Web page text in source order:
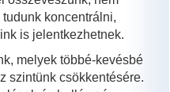
koncentrálni,
is jelentkezhetnek.
melyek többé-kevésbé
szintünk csökkentésére.